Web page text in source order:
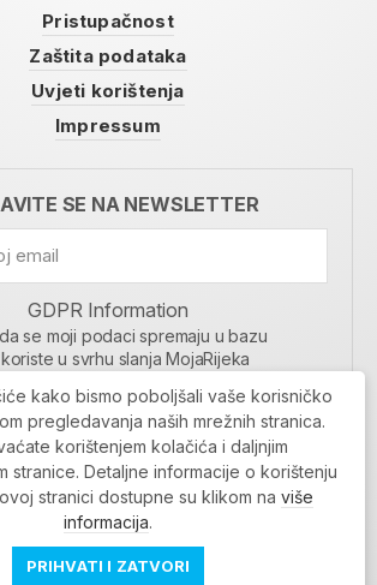
Pristupačnost
Zaštita podataka
Uvjeti korištenja
Impressum
SE NA NEWSLETTER
GDPR Information
se moji podaci spremaju u bazu
u svrhu slanja MojaRijeka
NEWSLETTER
PRIJAVI SE
Povratak na vrh
kako bismo poboljšali vaše korisničko
pregledavanja naših mrežnih stranica.
korištenjem kolačića i daljnjim
stranice. Detaljne informacije o korištenju
stranici dostupne su klikom na više
informacija.
PRIHVATI I ZATVORI